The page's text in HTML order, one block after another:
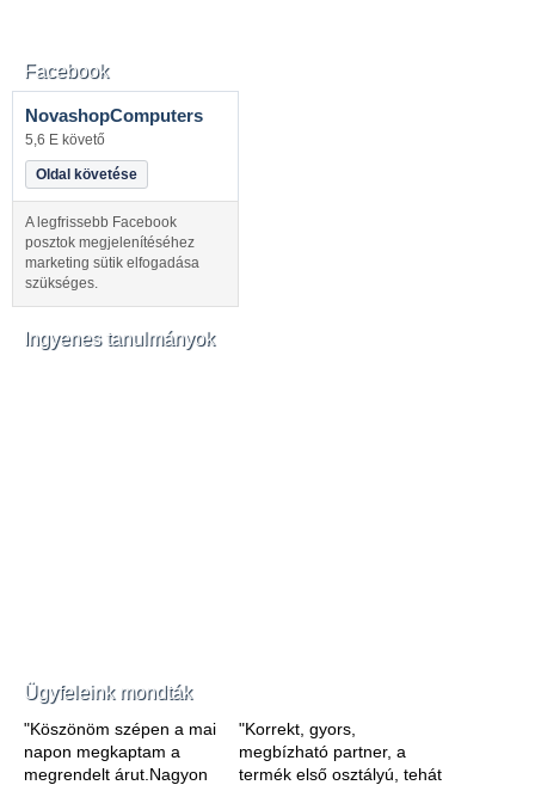
Facebook
NovashopComputers
5,6 E követő
Oldal követése
A legfrissebb Facebook
posztok megjelenítéséhez
marketing sütik elfogadása
szükséges.
Ingyenes tanulmányok
Ügyfeleink mondták
"Köszönöm szépen a mai
napon megkaptam a
megrendelt árut.Nagyon
"Korrekt, gyors,
megbízható partner, a
termék első osztályú, tehát